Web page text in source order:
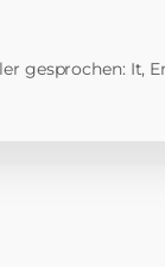
gesprochen: It,